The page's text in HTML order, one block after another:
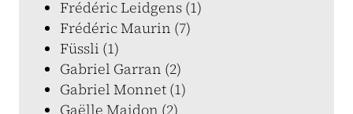
Frédéric Leidgens (1)
Frédéric Maurin (7)
Füssli (1)
Gabriel Garran (2)
Gabriel Monnet (1)
Gaëlle Maidon (2)